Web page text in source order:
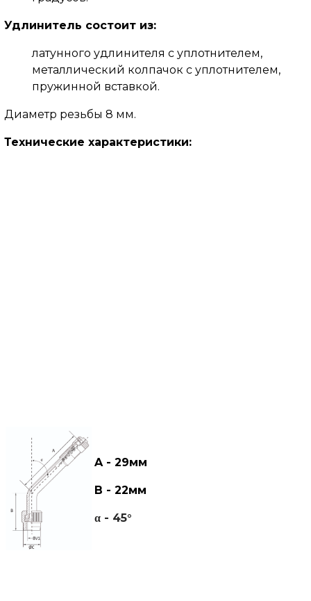
Удлинитель состоит из:
латунного удлинителя с уплотнителем,
металлический колпачок с уплотнителем,
пружинной вставкой.
Диаметр резьбы 8 мм.
Технические характеристики:
A - 29мм
В - 22мм
α - 45°